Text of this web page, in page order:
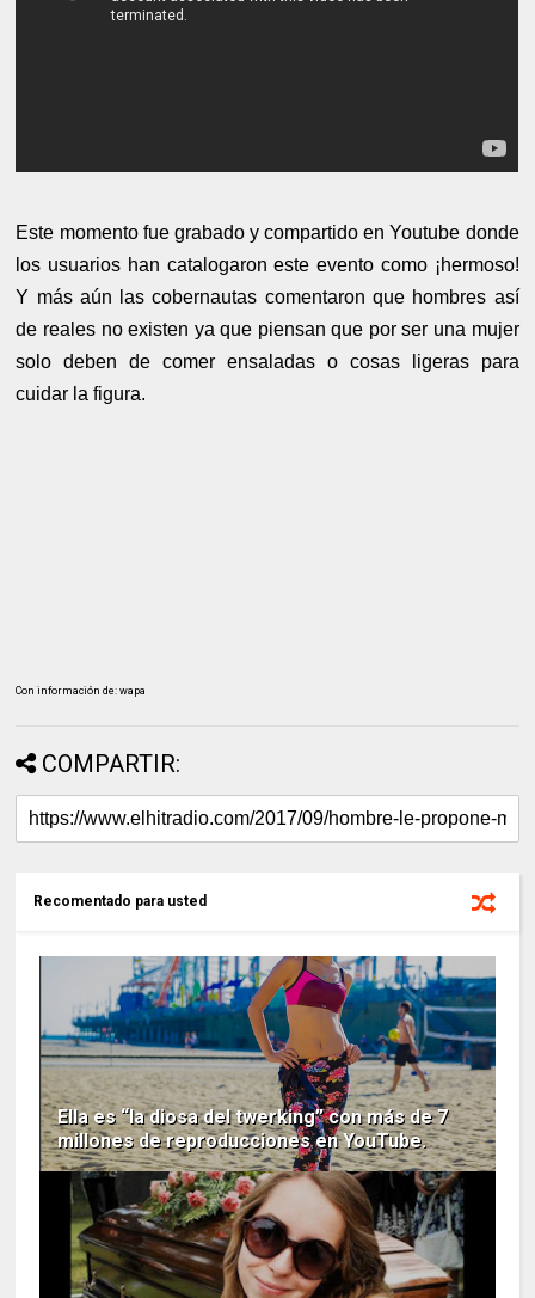
Este momento fue grabado y compartido en Youtube donde
los usuarios han catalogaron este evento como ¡hermoso!
Y más aún las cobernautas comentaron que hombres así
de reales no existen ya que piensan que por ser una mujer
solo deben de comer ensaladas o cosas ligeras para
cuidar la figura.
Con información de: wapa
COMPARTIR:
Recomentado para usted
Ella es “la diosa del twerking” con más de 7
millones de reproducciones en YouTube.